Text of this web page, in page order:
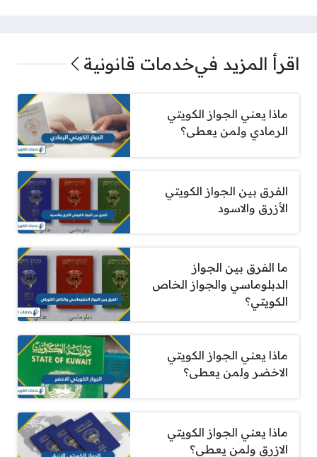
اقرأ المزيد فيخدمات قانونية
ماذا يعني الجواز الكويتي
الرمادي ولمن يعطى؟
الفرق بين الجواز الكويتي
الأزرق والاسود
ما الفرق بين الجواز
الدبلوماسي والجواز الخاص
الكويتي؟
ماذا يعني الجواز الكويتي
الاخضر ولمن يعطى؟
ماذا يعني الجواز الكويتي
الازرق ولمن يعطى؟